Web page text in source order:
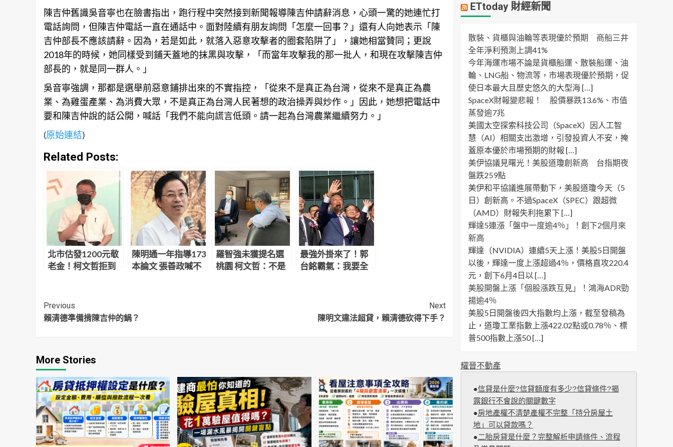
陳吉仲舊識吳音寧也在臉書指出，跑行程中突然接到新聞報導陳吉仲請辭消息，心頭一驚的她連忙打
電話詢問，但陳吉仲電話一直在通話中。面對陸續有朋友詢問「怎麼一回事？」還有人向她表示「陳
吉仲部長不應該請辭。因為，若是如此，就落入惡意攻擊者的圈套陷阱了」，讓她相當贊同；更說
2018年的時候，她同樣受到鋪天蓋地的抹黑與攻擊，「而當年攻擊我的那一批人，和現在攻擊陳吉仲
部長的，就是同一群人。」
吳音寧強調，那都是選舉前惡意鋪排出來的不實指控，「從來不是真正為台灣，從來不是真正為農
業 、為雞蛋產業、為消費大眾，不是真正為台灣人民著想的政治操弄與炒作。」因此，她想把電話中
要和陳吉仲說的話公開，喊話「我們不能向謊言低頭。請一起為台灣農業繼續努力。」
(原始連結)
Related Posts:
北市估發1200元敬
老金！柯文哲拒到
陳明通一年指導173
本論文 張善政喊不
羅智強未獲提名選
桃園 柯文哲：不是
最強外掛來了！郭
台銘霸氣：我要全
Continue
Reading
Previous
賴清德準備揹陳吉仲的鍋？
Next
陳明文違法超貸，賴清德砍得下手？
More Stories
ETtoday 財經新聞
散裝、貨櫃與油輪等表現優於預期 商船三井
全年淨利預測上調41%
今年海運市場不論是貨櫃船運、散裝船運、油
輪、LNG船、物流等，市場表現優於預期，促
使日本最大且歷史悠久的大型海 […]
SpaceX財報變悲報！ 股價暴跌13.6%、市值
蒸發逾7兆
美國太空探索科技公司（SpaceX）因人工智
慧（AI）相關支出激增，引發投資人不安，掩
蓋原本優於市場預期的財報 […]
美伊協議見曙光！美股道瓊創新高 台指期夜
盤跌259點
美伊和平協議進展帶動下，美股道瓊今天（5
日）創新高。不過SpaceX（SPEC）跟超微
（AMD）財報失利拖累下 […]
輝達5連漲「盤中一度逾4％」！創下2個月來
新高
輝達（NVIDIA）連續5天上漲！美股5日開盤
以後，輝達一度上漲超過4％，價格直攻220.4
元，創下6月4日以 […]
美股開盤上漲「個股漲跌互見」！鴻海ADR勁
揚逾4％
美股5日開盤後四大指數均上漲，截至發稿為
止，道瓊工業指數上漲422.02點或0.78％、標
普500指數上漲50 […]
耀晉不動產
●信貸是什麼?信貸額度有多少?信貸條件?揭
露銀行不會說的關鍵數字
●房地產權不清楚產權不完整「持分房屋土
地」可以貸款嗎？
●二胎房貸是什麼？完整解析申請條件、流程